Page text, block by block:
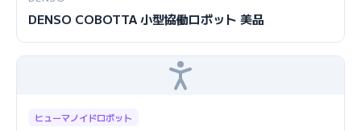
DENSO COBOTTA 小型協働ロボット 美品
ヒューマノイドロボット